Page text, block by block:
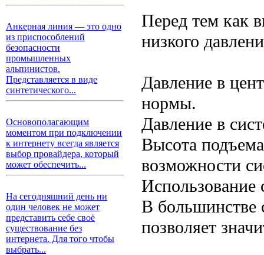
Анкерная линия — это одно
из приспособлений
безопасности
промышленных
альпинистов.
Представляется в виде
синтетического...
Основополагающим
моментом при подключении
к интернету всегда является
выбор провайдера, который
может обеспечить...
На сегодняшний день ни
один человек не может
представить себе своё
существование без
интернета. Для того чтобы
выбрать...
Перед тем как
низкого
Давление в
нормы.
Давление в
Высота
возможности
Использование
В большинстве
позволяет